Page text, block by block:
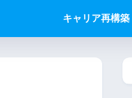
キャリア再構築